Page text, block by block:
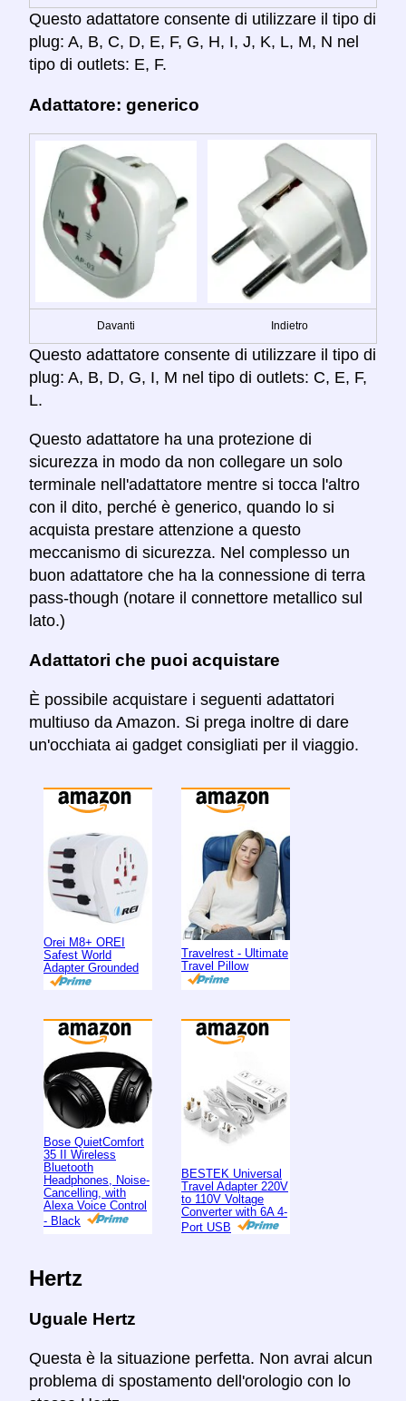
Questo adattatore consente di utilizzare il tipo di
plug: A, B, C, D, E, F, G, H, I, J, K, L, M, N nel
tipo di outlets: E, F.
Adattatore: generico
Davanti Indietro
Questo adattatore consente di utilizzare il tipo di
plug: A, B, D, G, I, M nel tipo di outlets: C, E, F,
L.
Questo adattatore ha una protezione di
sicurezza in modo da non collegare un solo
terminale nell'adattatore mentre si tocca l'altro
con il dito, perché è generico, quando lo si
acquista prestare attenzione a questo
meccanismo di sicurezza. Nel complesso un
buon adattatore che ha la connessione di terra
pass-though (notare il connettore metallico sul
lato.)
Adattatori che puoi acquistare
È possibile acquistare i seguenti adattatori
multiuso da Amazon. Si prega inoltre di dare
un'occhiata ai gadget consigliati per il viaggio.
Orei M8+ OREI
Safest World
Adapter Grounded
Travelrest - Ultimate
Travel Pillow
Bose QuietComfort
35 II Wireless
Bluetooth
Headphones, Noise-
Cancelling, with
Alexa Voice Control
- Black
BESTEK Universal
Travel Adapter 220V
to 110V Voltage
Converter with 6A 4-
Port USB
Hertz
Uguale Hertz
Questa è la situazione perfetta. Non avrai alcun
problema di spostamento dell'orologio con lo